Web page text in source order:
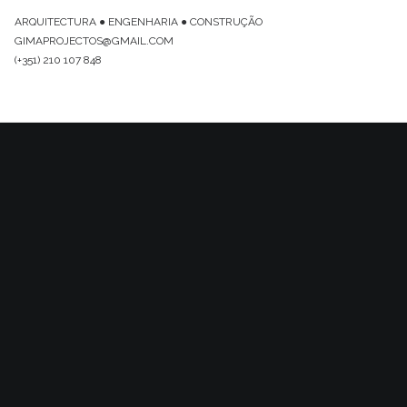
ARQUITECTURA ● ENGENHARIA ● CONSTRUÇÃO
GIMAPROJECTOS@GMAIL.COM
(+351) 210 107 848